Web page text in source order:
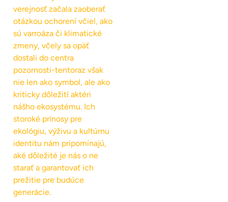
verejnosť začala zaoberať
otázkou ochorení včiel, ako
sú varroáza či klimatické
zmeny, včely sa opäť
dostali do centra
pozornosti-tentoraz však
nie len ako symbol, ale ako
kriticky dôležití aktéri
nášho ekosystému. Ich
storoké prínosy pre
ekológiu, výživu a kultúrnu
identitu nám pripomínajú,
aké dôležité je nás o ne
starať a garantovať ich
prežitie pre budúce
generácie.